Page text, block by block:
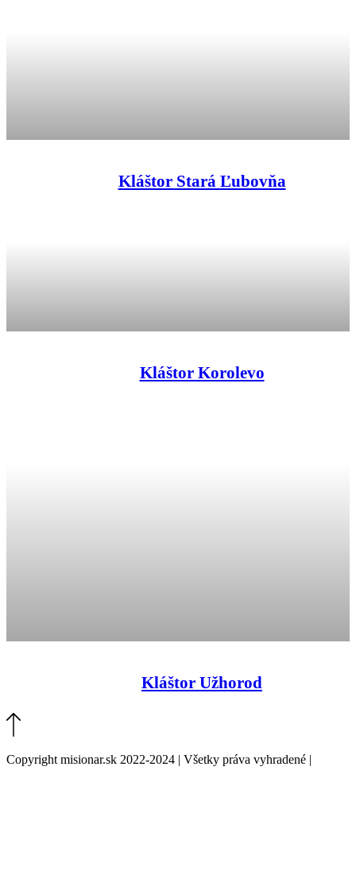
Kláštor Stará Ľubovňa
Kláštor Korolevo
Kláštor Užhorod
Copyright misionar.sk 2022-2024 | Všetky práva vyhradené |